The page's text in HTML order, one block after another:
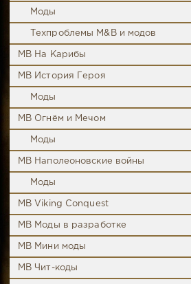
Моды
Техпроблемы M&B и модов
MB На Карибы
MB История Героя
Моды
MB Огнём и Мечом
Моды
MB Наполеоновские войны
Моды
MB Viking Conquest
MB Моды в разработке
MB Мини моды
MB Чит-коды